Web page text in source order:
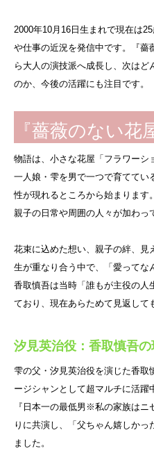
2000年10月16日生まれで現在は
や仕事の近況を発信中です。『薔
ら大人の演技派へ成長し、次は
のか、今後の活躍にも注目です。
『薔薇のない花
物語は、小さな花屋「フラワーシ
一人娘・雫を男で一つで育ててい
性が現れるところから始まります
親子の日常や周囲の人々が加わっ
花束に込めた想い、親子の絆、
生が重なり合う中で、「愛ってな
香取慎吾は当時「誰もが主役の人
ており、現在あらためて見返して
汐見英治役：香取慎吾の
雫の父・汐見英治役を演じた香取
ージシャンとして超マルチに活躍
『日本一の最低男※私の家族はニ
りに共演し、「父ちゃん嬉しかっ
ました。